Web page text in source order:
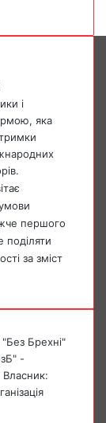
і
яка
першого
поділяти
за зміст
Брехні"
-
Власник: